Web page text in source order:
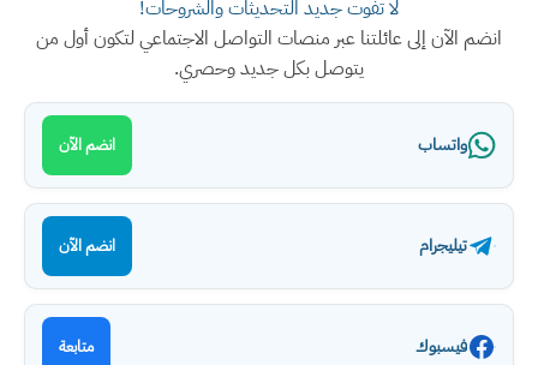
لا تفوت جديد التحديثات والشروحات!
انضم الآن إلى عائلتنا عبر منصات التواصل الاجتماعي لتكون أول من
يتوصل بكل جديد وحصري.
واتساب انضم الآن
تيليجرام انضم الآن
فيسبوك متابعة